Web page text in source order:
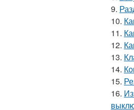
9.
10.
11.
12.
13.
14.
15.
16.